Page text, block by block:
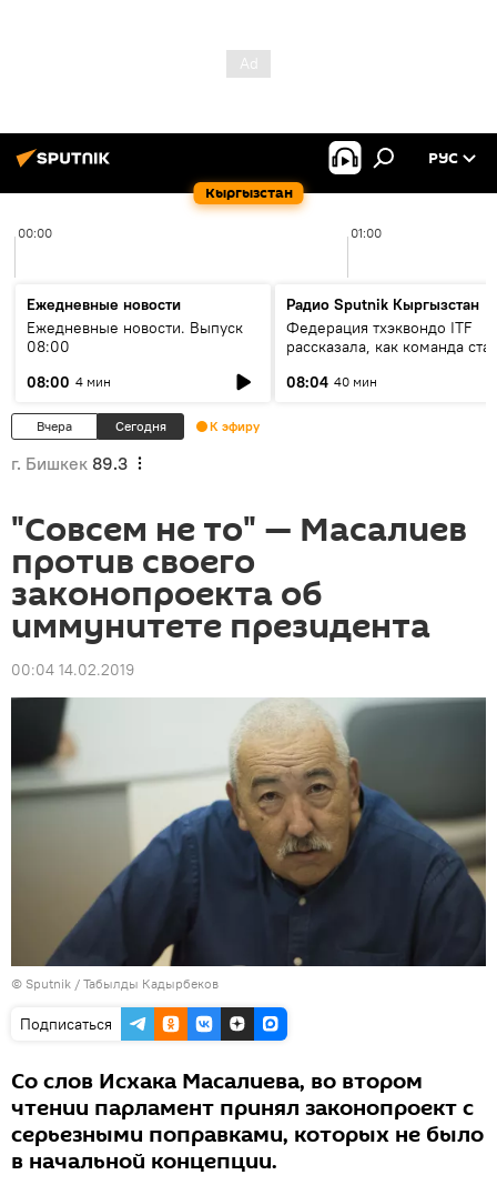
Кыргызстан
РУС
00:00 01:00
Ежедневные новости
Ежедневные новости. Выпуск
08:00
08:00 4 мин
Радио Sputnik Кыргызстан
Федерация тхэквондо ITF
рассказала, как команда
08:04 40 мин
Вчера Сегодня К эфиру
г. Бишкек 89.3
"Совсем не то" — Масалиев
против своего
законопроекта об
иммунитете президента
00:04 14.02.2019
© Sputnik / Табылды Кадырбеков
Подписаться
Со слов Исхака Масалиева, во втором
чтении парламент принял законопроект с
серьезными поправками, которых не было
в начальной концепции.